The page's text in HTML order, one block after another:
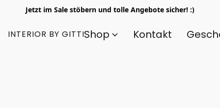
Jetzt im Sale stöbern und tolle Angebote sicher! :)
INTERIOR BY GITTIShop Kontakt